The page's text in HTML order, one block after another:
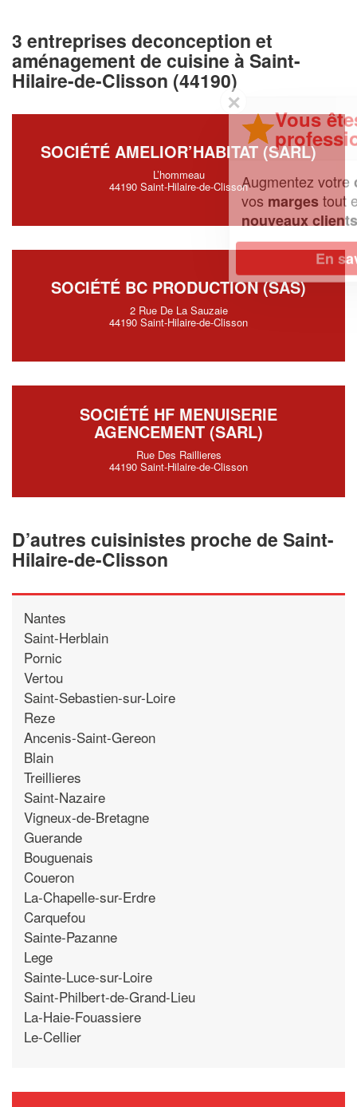
3 entreprises deconception et
aménagement de cuisine à Saint-
Hilaire-de-Clisson (44190)
SOCIÉTÉ AMELIOR’HABITAT (SARL)
L’hommeau
44190 Saint-Hilaire-de-Clisson
SOCIÉTÉ BC PRODUCTION (SAS)
2 Rue De La Sauzaie
44190 Saint-Hilaire-de-Clisson
SOCIÉTÉ HF MENUISERIE
AGENCEMENT (SARL)
Rue Des Raillieres
44190 Saint-Hilaire-de-Clisson
D’autres cuisinistes proche de Saint-
Hilaire-de-Clisson
Nantes
Saint-Herblain
Pornic
Vertou
Saint-Sebastien-sur-Loire
Reze
Ancenis-Saint-Gereon
Blain
Treillieres
Saint-Nazaire
Vigneux-de-Bretagne
Guerande
Bouguenais
Coueron
La-Chapelle-sur-Erdre
Carquefou
Sainte-Pazanne
Lege
Sainte-Luce-sur-Loire
Saint-Philbert-de-Grand-Lieu
La-Haie-Fouassiere
Le-Cellier
Vous êtes un
professionnel ?
Augmentez votrechiffre d'affaireset
tout en gagnant de